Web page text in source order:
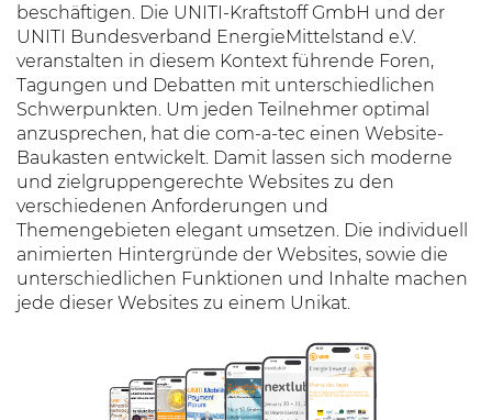
beschäftigen. Die UNITI-Kraftstoff GmbH und der
UNITI Bundesverband EnergieMittelstand e.V.
veranstalten in diesem Kontext führende Foren,
Tagungen und Debatten mit unterschiedlichen
Schwerpunkten. Um jeden Teilnehmer optimal
anzusprechen, hat die com-a-tec einen Website-
Baukasten entwickelt. Damit lassen sich moderne
und zielgruppengerechte Websites zu den
verschiedenen Anforderungen und
Themengebieten elegant umsetzen. Die individuell
animierten Hintergründe der Websites, sowie die
unterschiedlichen Funktionen und Inhalte machen
jede dieser Websites zu einem Unikat.